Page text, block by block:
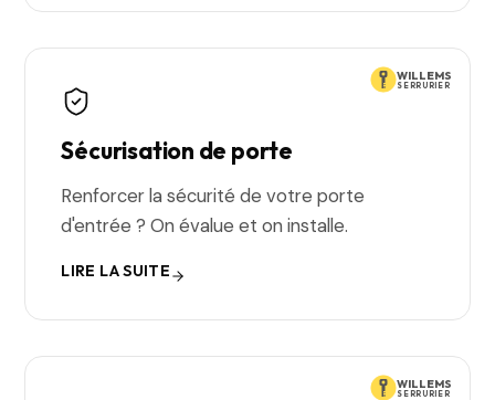
WILLEMS
SERRURIER
Sécurisation de porte
Renforcer la sécurité de votre porte
d'entrée ? On évalue et on installe.
LIRE LA SUITE
WILLEMS
SERRURIER